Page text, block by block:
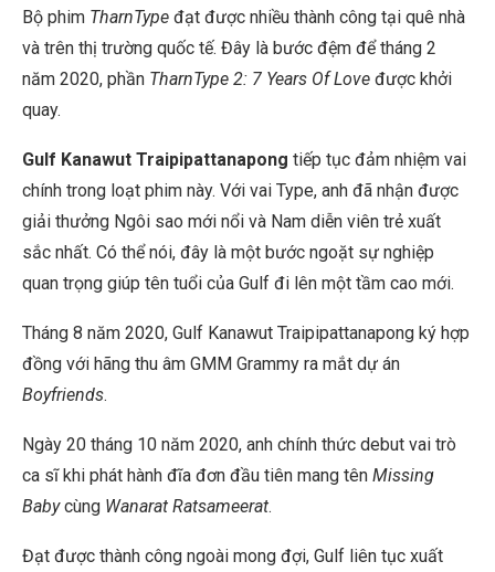
Bộ phim TharnType đạt được nhiều thành công tại quê nhà
và trên thị trường quốc tế. Đây là bước đệm để tháng 2
năm 2020, phần TharnType 2: 7 Years Of Love được khởi
quay.
Gulf Kanawut Traipipattanapong tiếp tục đảm nhiệm vai
chính trong loạt phim này. Với vai Type, anh đã nhận được
giải thưởng Ngôi sao mới nổi và Nam diễn viên trẻ xuất
sắc nhất. Có thể nói, đây là một bước ngoặt sự nghiệp
quan trọng giúp tên tuổi của Gulf đi lên một tầm cao mới.
Tháng 8 năm 2020, Gulf Kanawut Traipipattanapong ký hợp
đồng với hãng thu âm GMM Grammy ra mắt dự án
Boyfriends.
Ngày 20 tháng 10 năm 2020, anh chính thức debut vai trò
ca sĩ khi phát hành đĩa đơn đầu tiên mang tên Missing
Babycùng Wanarat Ratsameerat.
Đạt được thành công ngoài mong đợi, Gulf liên tục xuất